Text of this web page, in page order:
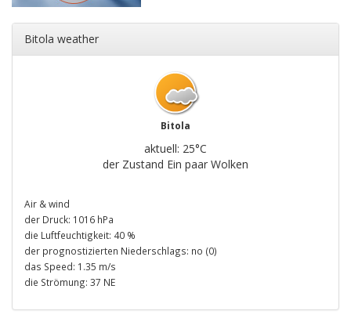
Bitola weather
Bitola
aktuell: 25°C
der Zustand Ein paar Wolken
Air & wind
der Druck: 1016 hPa
die Luftfeuchtigkeit: 40 %
der prognostizierten Niederschlags: no (0)
das Speed: 1.35 m/s
die Strömung: 37 NE